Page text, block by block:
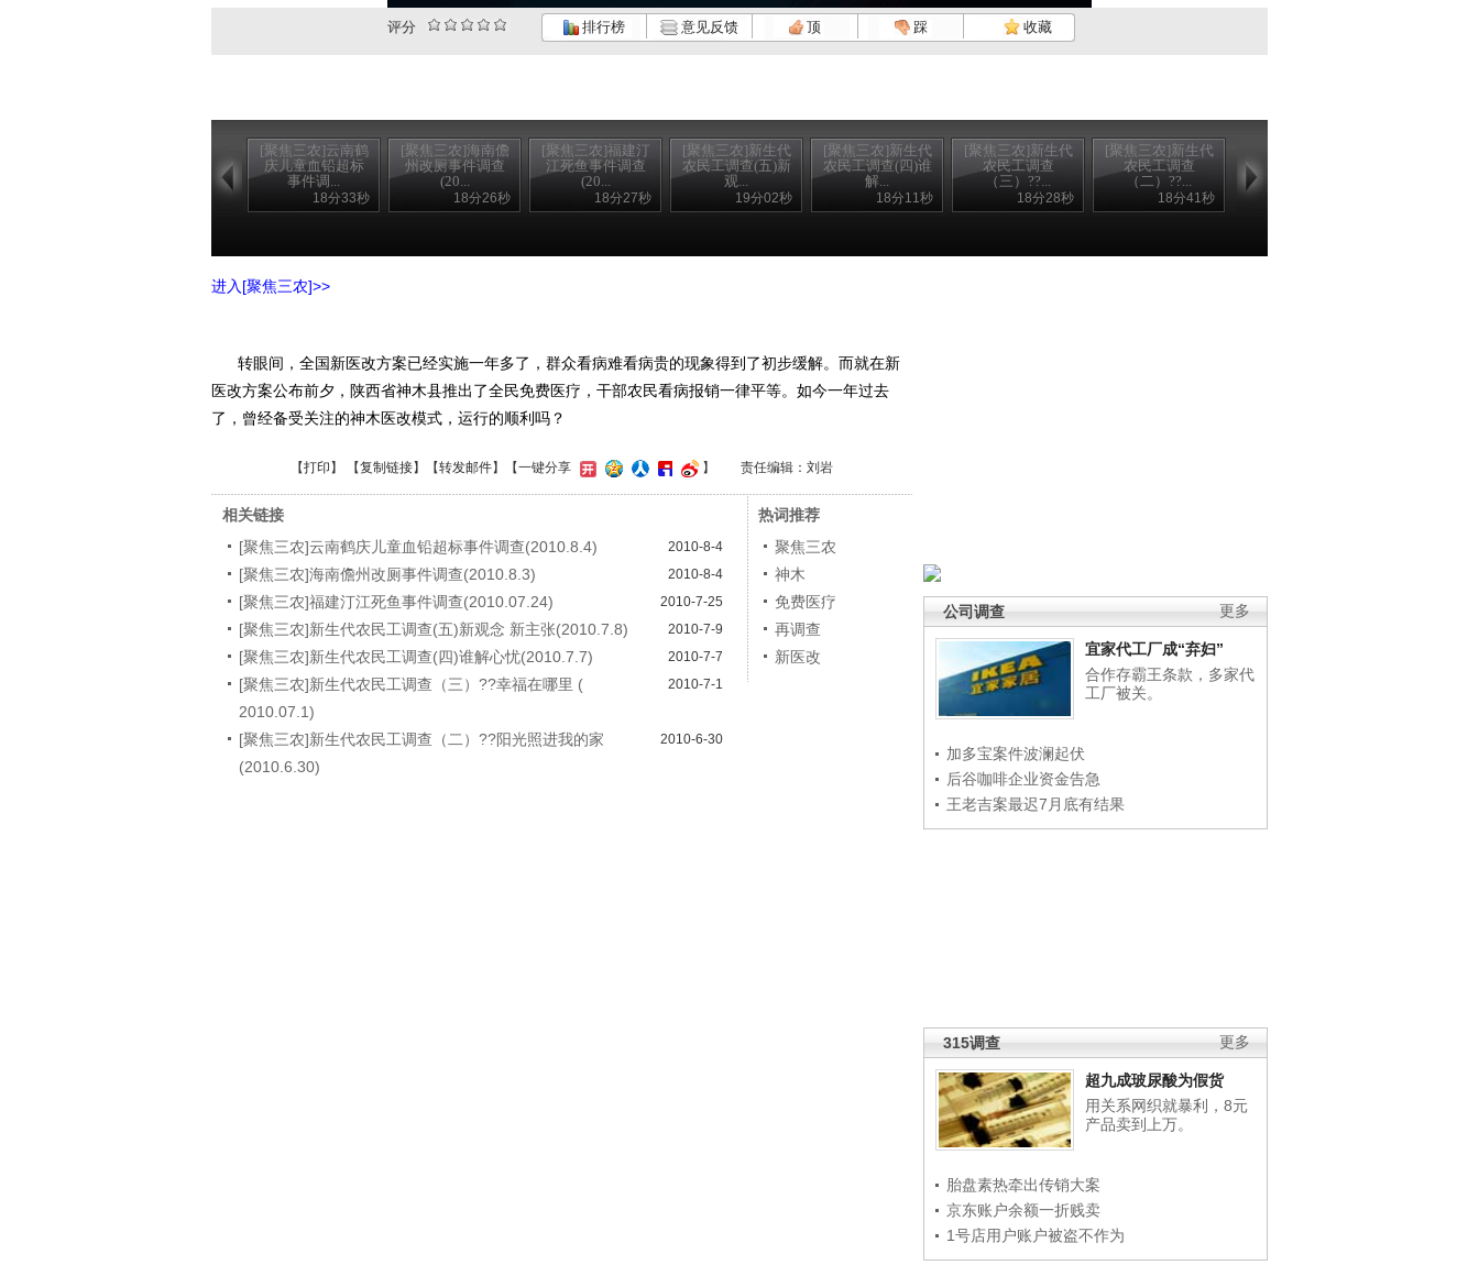
评分 排行榜 意见反馈 顶 踩 收藏
[聚焦三农]云南鹤
庆儿童血铅超标
事件调...
18分33秒
[聚焦三农]海南儋
州改厕事件调查
(20...
18分26秒
[聚焦三农]福建汀
江死鱼事件调查
(20...
18分27秒
[聚焦三农]新生代
农民工调查(五)新
观...
19分02秒
[聚焦三农]新生代
农民工调查(四)谁
解...
18分11秒
[聚焦三农]新生代
农民工调查
（三）??...
18分28秒
[聚焦三农]新生代
农民工调查
（二）??...
18分41秒
更多
公司调查
宜家代工厂成“弃妇”
合作存霸王条款，多家代
工厂被关。
加多宝案件波澜起伏
后谷咖啡企业资金告急
王老吉案最迟7月底有结果
更多
315调查
超九成玻尿酸为假货
用关系网织就暴利，8元
产品卖到上万。
胎盘素热牵出传销大案
京东账户余额一折贱卖
1号店用户账户被盗不作为
进入[聚焦三农]>>
转眼间，全国新医改方案已经实施一年多了，群众看病难看病贵的现象得到了初步缓解。而就在新
医改方案公布前夕，陕西省神木县推出了全民免费医疗，干部农民看病报销一律平等。如今一年过去
了，曾经备受关注的神木医改模式，运行的顺利吗？
【打印 】 【复制链接】【转发邮件】 【一键分享 】 责任编辑：刘岩
相关链接
[聚焦三农]云南鹤庆儿童血铅超标事件调查(2010.8.4)
2010-8-4
[聚焦三农]海南儋州改厕事件调查(2010.8.3) 2010-8-4
[聚焦三农]福建汀江死鱼事件调查(2010.07.24) 2010-7-25
[聚焦三农]新生代农民工调查(五)新观念 新主张(2010.7.8) 2010-7-9
[聚焦三农]新生代农民工调查(四)谁解心忧(2010.7.7) 2010-7-7
[聚焦三农]新生代农民工调查（三）??幸福在哪里 (
2010.07.1)
2010-7-1
[聚焦三农]新生代农民工调查（二）??阳光照进我的家
(2010.6.30)
2010-6-30
热词推荐
聚焦三农
神木
免费医疗
再调查
新医改